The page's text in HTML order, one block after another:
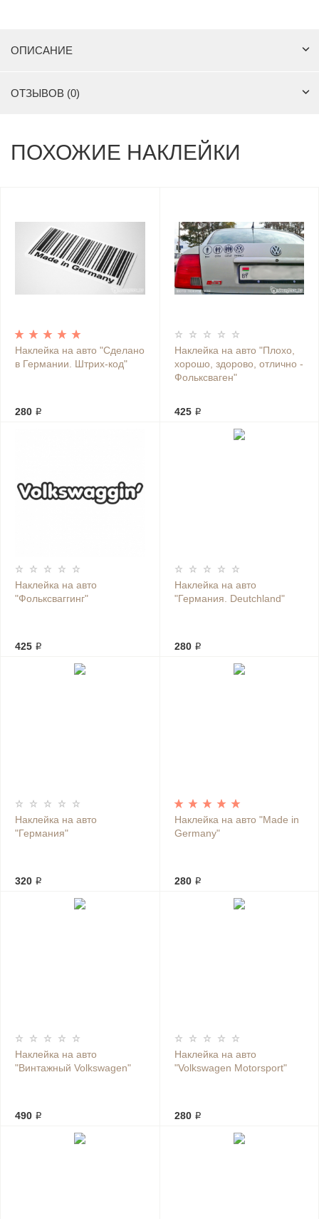
ОПИСАНИЕ
ОТЗЫВОВ (0)
ПОХОЖИЕ НАКЛЕЙКИ
Наклейка на авто "Сделано
в Германии. Штрих-код"
280 ₽
Наклейка на авто "Плохо,
хорошо, здорово, отлично -
Фольксваген"
425 ₽
Наклейка на авто
"Фольксваггинг"
425 ₽
Наклейка на авто
"Германия. Deutchland"
280 ₽
Наклейка на авто
"Германия"
320 ₽
Наклейка на авто "Made in
Germany"
280 ₽
Наклейка на авто
"Винтажный Volkswagen"
490 ₽
Наклейка на авто
"Volkswagen Motorsport"
280 ₽